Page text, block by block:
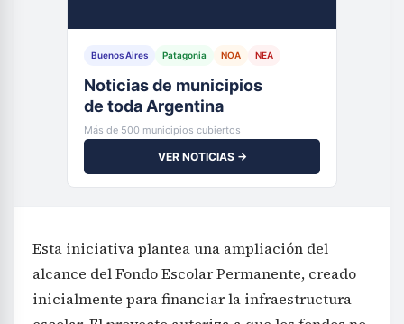
Buenos Aires Patagonia NOA NEA
Noticias de municipios
de toda Argentina
Más de 500 municipios cubiertos
VER NOTICIAS →
Esta iniciativa plantea una ampliación del
alcance del Fondo Escolar Permanente, creado
inicialmente para financiar la infraestructura